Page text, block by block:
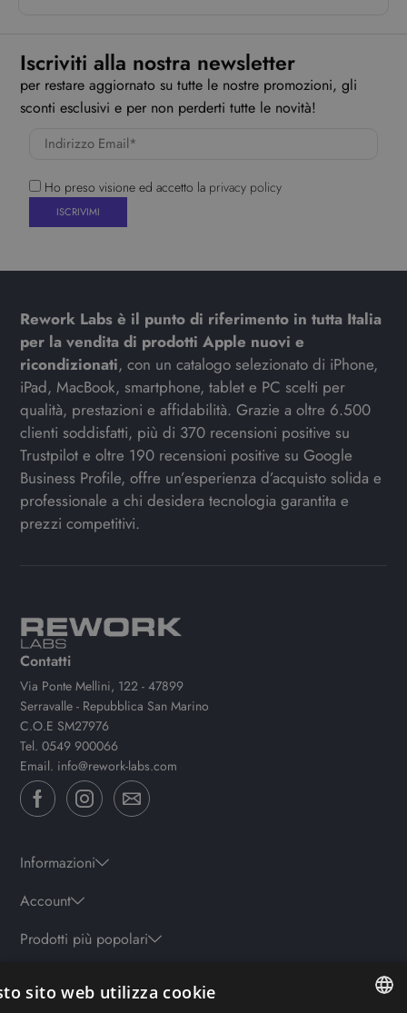
Iscriviti alla nostra newsletter
per restare aggiornato su tutte le nostre promozioni, gli
sconti esclusivi e per non perderti tutte le novità!
Ho preso visione ed accetto la privacy policy
Rework Labs è il punto di riferimento in tutta Italia
per la vendita di prodotti Apple nuovi e
ricondizionati, con un catalogo selezionato di iPhone,
iPad, MacBook, smartphone, tablet e PC scelti per
qualità, prestazioni e affidabilità. Grazie a oltre 6.500
clienti soddisfatti, più di 370 recensioni positive su
Trustpilot e oltre 190 recensioni positive su Google
Business Profile, offre un’esperienza d’acquisto solida e
professionale a chi desidera tecnologia garantita e
prezzi competitivi.
Contatti
Via Ponte Mellini, 122 - 47899
Serravalle - Repubblica San Marino
C.O.E SM27976
Tel.0549 900066
Email. info@rework-labs.com
Informazioni
Account
Prodotti più popolari
Orari
sito web utilizza cookie